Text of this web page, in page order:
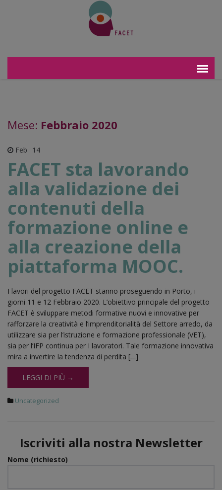
Mese: Febbraio 2020
Feb 14
FACET sta lavorando
alla validazione dei
contenuti della
formazione online e
alla creazione della
piattaforma MOOC.
I lavori del progetto FACET stanno proseguendo in Porto, i
giorni 11 e 12 Febbraio 2020. L’obiettivo principale del progetto
FACET è sviluppare metodi formative nuovi e innovative per
rafforzare la creatività e l’imprenditorialità del Settore arredo, da
utilizzare sia per l’istruzione e formazione professionale (VET),
sia per l’IFP continua per I lavoratori. Tale formazione innovativa
mira a invertire la tendenza di perdita […]
LEGGI DI PIÙ →
Uncategorized
Iscriviti alla nostra Newsletter
Nome (richiesto)